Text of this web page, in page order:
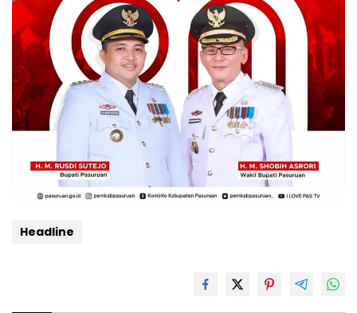
Headline